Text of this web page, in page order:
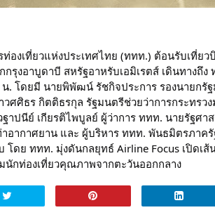
องเที่ยวแห่งประเทศไทย (ททท.) ต้อนรับเที่ย
กรุงอาบูดาบี สหรัฐอาหรับเอมิเรตส์ เดินทางถึ
. โดยมี นายพิพัฒน์ รัชกิจประการ รองนายกรั
ศศิธร กิตติธรกุล รัฐมนตรีช่วยว่าการกระทร
าปนีย์ เกียรติไพบูลย์ ผู้ว่าการ ททท. นายรัฐศ
อากาศยาน และ ผู้บริหาร ททท. พันธมิตรภาค
โดย ททท. มุ่งดันกลยุทธ์ Airline Focus เปิดเส้
นักท่องเที่ยวคุณภาพจากตะวันออกกลาง